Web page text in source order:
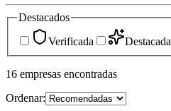
Destacados
Verificada
Destacada
16 empresas encontradas
Ordenar: